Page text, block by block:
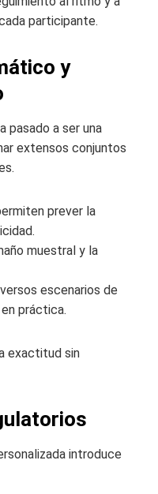
participante.
y
pasado a ser una
extensos conjuntos
prever la
muestral y la
escenarios de
práctica.
exactitud sin
introduce